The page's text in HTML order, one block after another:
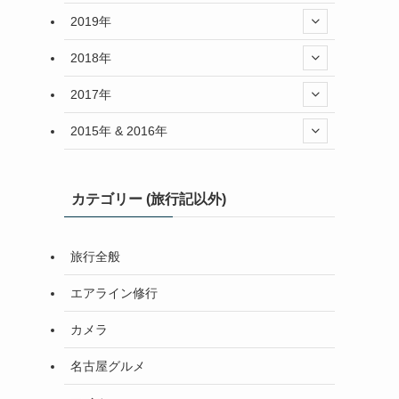
2019年
2018年
2017年
2015年 & 2016年
カテゴリー (旅行記以外)
旅行全般
エアライン修行
カメラ
名古屋グルメ